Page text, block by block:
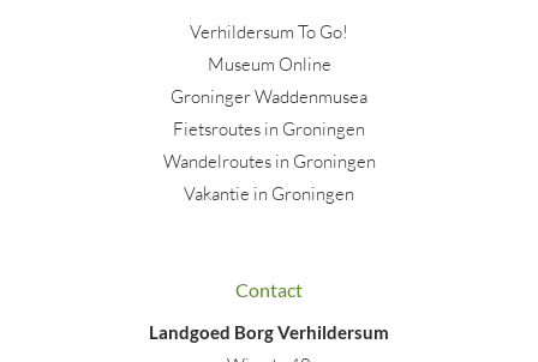
Verhildersum To Go!
Museum Online
Groninger Waddenmusea
Fietsroutes in Groningen
Wandelroutes in Groningen
Vakantie in Groningen
Contact
Landgoed Borg Verhildersum